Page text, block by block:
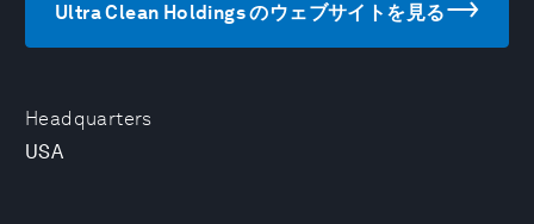
Headquarters
USA
Ultra Clean Holdings のウェブサイトを見る